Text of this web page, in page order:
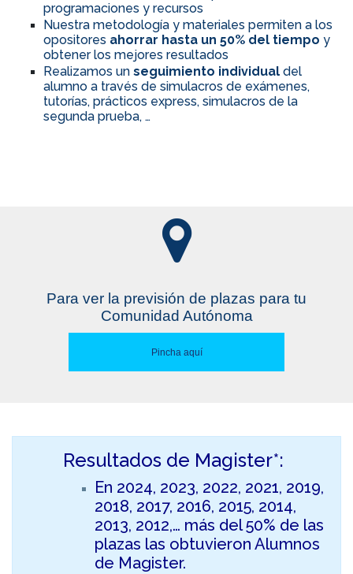
programaciones y recursos
Nuestra metodología y materiales permiten a los
opositores ahorrar hasta un 50% del tiempo y
obtener los mejores resultados
Realizamos un seguimiento individual del
alumno a través de simulacros de exámenes,
tutorías, prácticos express, simulacros de la
segunda prueba, …
Para ver la previsión de plazas para tu
Comunidad Autónoma
Pincha aquí
Resultados de Magister*:
En 2024, 2023, 2022, 2021, 2019,
2018, 2017, 2016, 2015, 2014,
2013, 2012,… más del 50% de las
plazas las obtuvieron Alumnos
de Magister.